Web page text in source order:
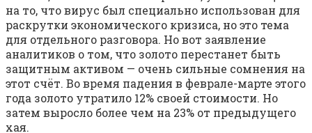
на то, что вирус был специально использован для
раскрутки экономического кризиса, но это тема
для отдельного разговора. Но вот заявление
аналитиков о том, что золото перестанет быть
защитным активом — очень сильные сомнения на
этот счёт. Во время падения в феврале-марте этого
года золото утратило 12% своей стоимости. Но
затем выросло более чем на 23% от предыдущего
хая.